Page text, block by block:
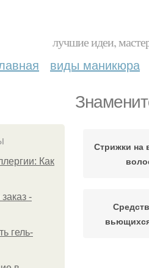
лучшие идеи,
виды маникюра
Как
-
гель-
Стрижки на